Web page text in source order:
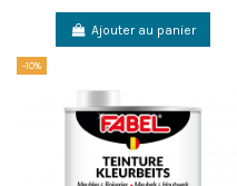
Ajouter au panier
-10%